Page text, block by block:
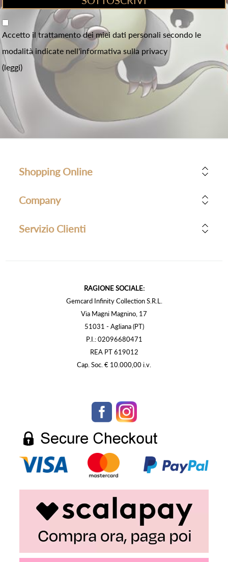
Accetto il trattamento dei miei dati personali secondo le
modalità indicate nell'informativa sulla privacy
(leggi)
Shopping Online
Company
Servizio Clienti
RAGIONE SOCIALE:
Gemcard Infinity Collection S.R.L.
Via Magni Magnino, 17
51031 - Agliana (PT)
P.I.: 02096680471
REA PT 619012
Cap. Soc. € 10.000,00 i.v.